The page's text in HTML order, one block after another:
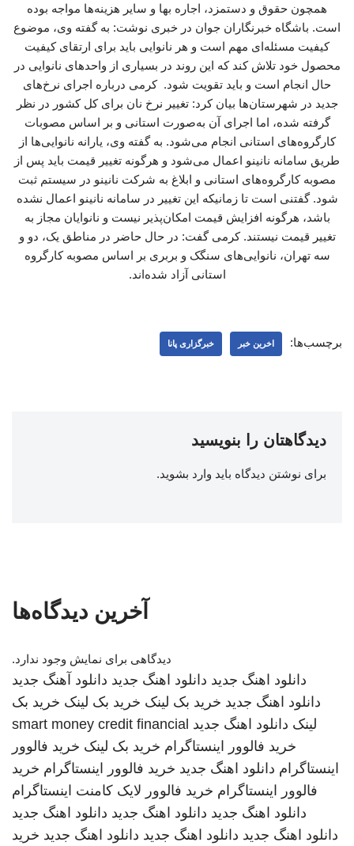
همچون حقوق و دستمزد، اجاره بها و سایر هزینه‌ها مواجه بوده
است. باشگاه خبرنگاران جوان در خبری نوشت: به گفته وی، موضوع
کیفیت مسئله‌ای مهم است و هر نانوایی باید برای ارتقای کیفیت
محصول خود تلاش کند که این روند در بسیاری از واحدهای نانوایی در
حال انجام است و باید تقویت شود. کرمی درباره اجرای نرخ‌های
جدید در شهرستان‌ها بیان کرد: تغییر نرخ نان برای کل کشور در نظر
گرفته شده، اما اجرای آن به‌صورت استانی و بر اساس مصوبات
کارگروه‌های استانی انجام می‌شود. به گفته وی، یارانه نانوایی‌ها از
طریق سامانه نانینو اعمال می‌شود و هرگونه تغییر قیمت باید پس از
مصوبه کارگروه‌های استانی و ابلاغ به شرکت نانینو در سیستم ثبت
شود. گفتنی است تا زمانیکه این تغییر در سامانه نانینو اعمال نشده
باشد، هرگونه افزایش قیمت امکان‌پذیر نیست و نانوایان مجاز به
تغییر قیمت نیستند. کرمی گفت: در حال حاضر در مناطق یک، دو و
سه تهران، نانوایی‌های سنگک و بربری بر اساس مصوبه کارگروه
استانی آزاد شده‌اند.
برچسب‌ها: اخرین خبر خبرگزاری پانا
دیدگاهتان را بنویسید
برای نوشتن دیدگاه باید وارد بشوید.
آخرین دیدگاه‌ها
دیدگاهی برای نمایش وجود ندارد.
دانلود اهنگ جدید دانلود اهنگ جدید دانلود آهنگ جدید
دانلود اهنگ جدید خرید بک لینک خرید بک لینک خرید بک
لینک دانلود اهنگ جدید smart money credit financial
خرید فالوور اینستاگرام خرید بک لینک خرید فالوور
اینستاگرام دانلود اهنگ جدید خرید فالوور اینستاگرام خرید
فالوور اینستاگرام خرید فالوور لایک کامنت اینستاگرام
دانلود اهنگ جدید دانلود اهنگ جدید دانلود اهنگ جدید
دانلود اهنگ جدید دانلود اهنگ جدید دانلود اهنگ جدید خرید